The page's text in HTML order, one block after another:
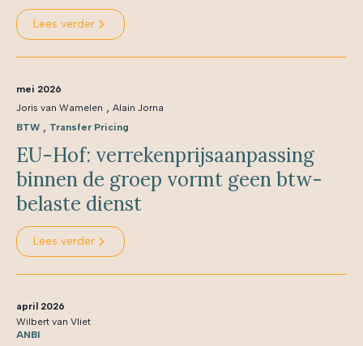
Lees verder
mei 2026
Joris van Wamelen , Alain Jorna
BTW , Transfer Pricing
EU-Hof: verrekenprijsaanpassing
binnen de groep vormt geen btw-
belaste dienst
Lees verder
april 2026
Wilbert van Vliet
ANBI